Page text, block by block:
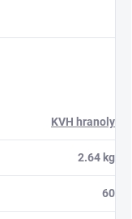
KVH hranoly
2.64 kg
60